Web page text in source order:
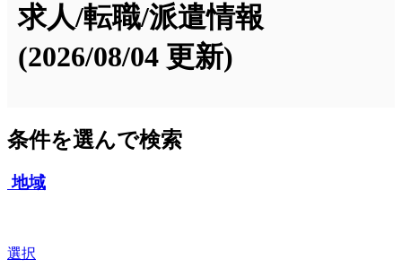
求人/転職/派遣情報
(2026/08/04 更新)
条件を選んで検索
地域
選択